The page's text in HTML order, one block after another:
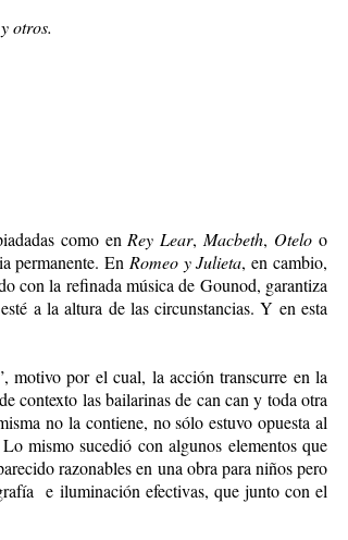
otros.
como enRey Lear,Macbeth, Otelo o
permanente. En Romeo y Julieta, en cambio,
con la refinada música de Gounod, garantiza
a la altura de las circunstancias. Y en esta
motivo por el cual, la acción transcurre en la
contexto las bailarinas de can can y toda otra
no la contiene, no sólo estuvo opuesta al
mismo sucedió con algunos elementos que
razonables en una obra para niños pero
e iluminación efectivas, que junto con el